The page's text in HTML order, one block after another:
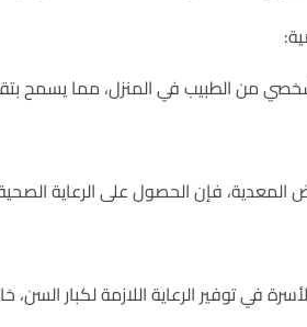
من الطبيب في المنزل، مما يسمح
المعدية، فإن الحصول على الرعاية
في توفير الرعاية اللازمة لكبار